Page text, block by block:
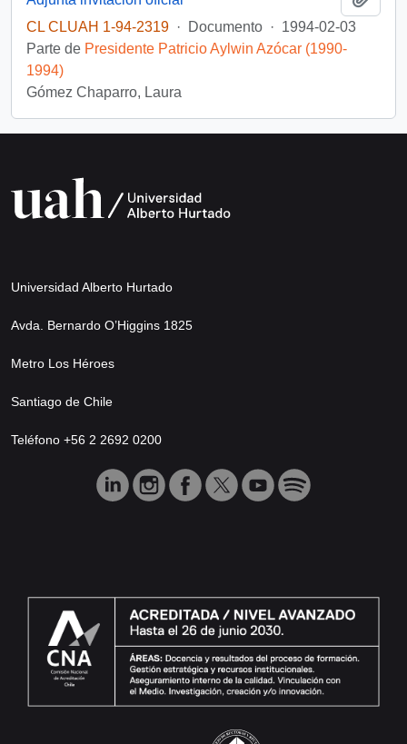
CL CLUAH 1-94-2319 · Documento · 1994-02-03
Parte de Presidente Patricio Aylwin Azócar (1990-
1994)
Gómez Chaparro, Laura
Universidad Alberto Hurtado
Avda. Bernardo O’Higgins 1825
Metro Los Héroes
Santiago de Chile
Teléfono +56 2 2692 0200